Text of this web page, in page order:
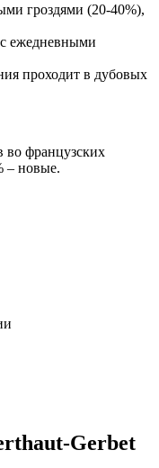
гроздями (20-40%),
ежедневными
проходит в дубовых
во французских
– новые.
Gerbet